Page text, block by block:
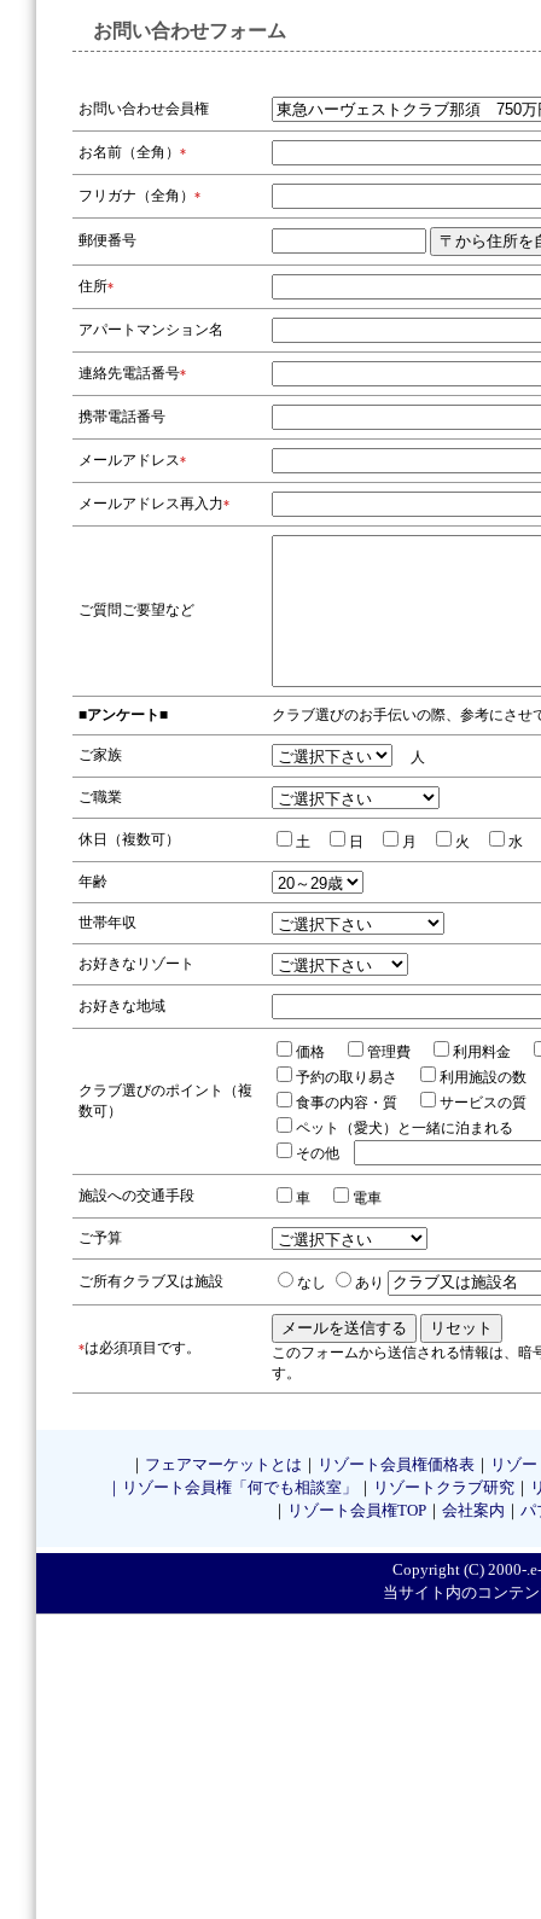
お問い合わせフォーム
お問い合わせ会員権
お名前（全角） *
フリガナ（全角） *
郵便番号
住所*
アパートマンション名
連絡先電話番号*
携帯電話番号
メールアドレス*
メールアドレス再入力*
ご質問ご要望など
■アンケート■ クラブ選びのお手伝いの際、参考にさせ
ご家族 人
ご職業
休日（複数可） 土 日 月 火 水
年齢
世帯年収
お好きなリゾート
お好きな地域
クラブ選びのポイント（複
数可）
価格 管理費
利用料金
予約の取り易さ
利用施設の
食事の内容・質
サービスの
ペット（愛犬）と一緒に泊まれる
その他
施設への交通手段 車 電車
ご予算
ご所有クラブ又は施設 なし あり
*は必須項目です。
このフォームから送信される情報は、
す。
フェアマーケットとは リゾート会員権価格表｜
リゾ
｜リゾート会員権「何でも相談室」
リゾートクラブ研究｜
リゾート会員権TOP｜ 会社案内 パ
Copyright (C) 2000-
当サイト内のコンテ